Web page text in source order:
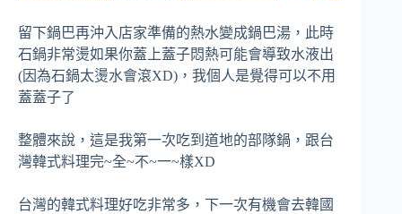
留下鍋巴再沖入店家準備的熱水變成鍋巴湯，此時
石鍋非常燙如果你蓋上蓋子悶熱可能會導致水液出
(因為石鍋太燙水會滾XD)，我個人是覺得可以不用
蓋蓋子了
整體來說，這是我第一次吃到道地的部隊鍋，跟台
灣韓式料理完~全~不~一~樣XD
台灣的韓式料理好吃非常多，下一次有機會去韓國